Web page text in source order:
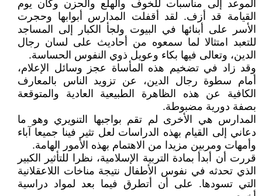
الموعد إلى مناسبات للخوف والهلع والحزن وكأن يوم
القيامة قد أزف. لقد أقفلت المدارس أبوابها وحجرت
الأسر على أبنائها في البيوت ولجأ الكبار إلى المساجد
للتعبد امتثالا لما سمعوه من أحاديث على لسان رجال
الدين، وتعالى فيها بكاء وعويل ذوي النفوس الحساسة.
وقد زاد في تضخيم هذه المأساة عجز وسائل الإعلام،
أمام سطوة رجال الدين، عن تزويد الناس بالمعارف
الكافية عن هذه الظاهرة الطبيعية العادية والمتوقعة
بصفة دورية مضبوطة.
المدارس هي الأخرى لم تقم بواجبها التنويري وهو ما
دعاني إلى القيام بهذه الدراسات لعل تثير فينا جميعا آباء
وأمهات ومربين مزيدا من الاهتمام بهذه الأمور الهامة.
قررت أن أبدأ بمادة التربية الإسلامية، نظرا للتأثير الكبير
الذي تحدثه في نفوس الأطفال نتيجة مناخات اللاعقلانية
التي تسودها. على أن أتطرق فيما بعد لمواد دراسية